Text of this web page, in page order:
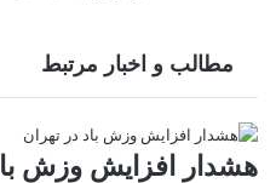
مطالب و اخبار مرتبط
هشدار افزایش وزش